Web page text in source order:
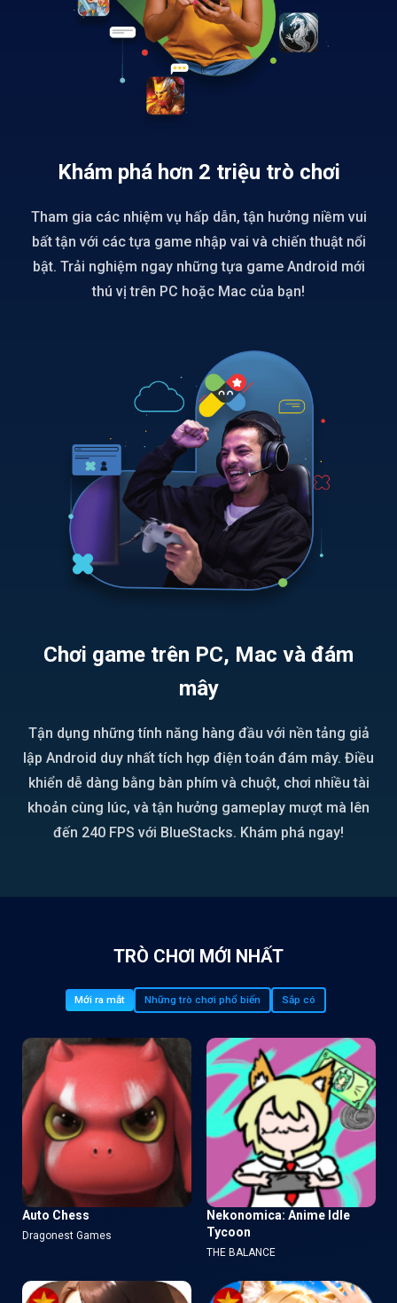
Khám phá hơn 2 triệu trò chơi
Tham gia các nhiệm vụ hấp dẫn, tận hưởng niềm vui
bất tận với các tựa game nhập vai và chiến thuật nổi
bật. Trải nghiệm ngay những tựa game Android mới
thú vị trên PC hoặc Mac của bạn!
Chơi game trên PC, Mac và đám
mây
Tận dụng những tính năng hàng đầu với nền tảng giả
lập Android duy nhất tích hợp điện toán đám mây. Điều
khiển dễ dàng bằng bàn phím và chuột, chơi nhiều tài
khoản cùng lúc, và tận hưởng gameplay mượt mà lên
đến 240 FPS với BlueStacks. Khám phá ngay!
TRÒ CHƠI MỚI NHẤT
Mới ra mắt Những trò chơi phổ biến Sắp có
Auto Chess
Dragonest Games
Nekonomica: Anime Idle
Tycoon
THE BALANCE